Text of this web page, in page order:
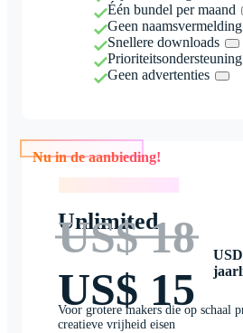
Één bundel per maand
Geen
Snellere downloads
Prioriteitsondersteuning
Geen advertenties
Nu in de aanbieding!
Unlimited
US$ 18
US$ 15
Voor grotere makers die op schaal
creatieve vrijheid eisen